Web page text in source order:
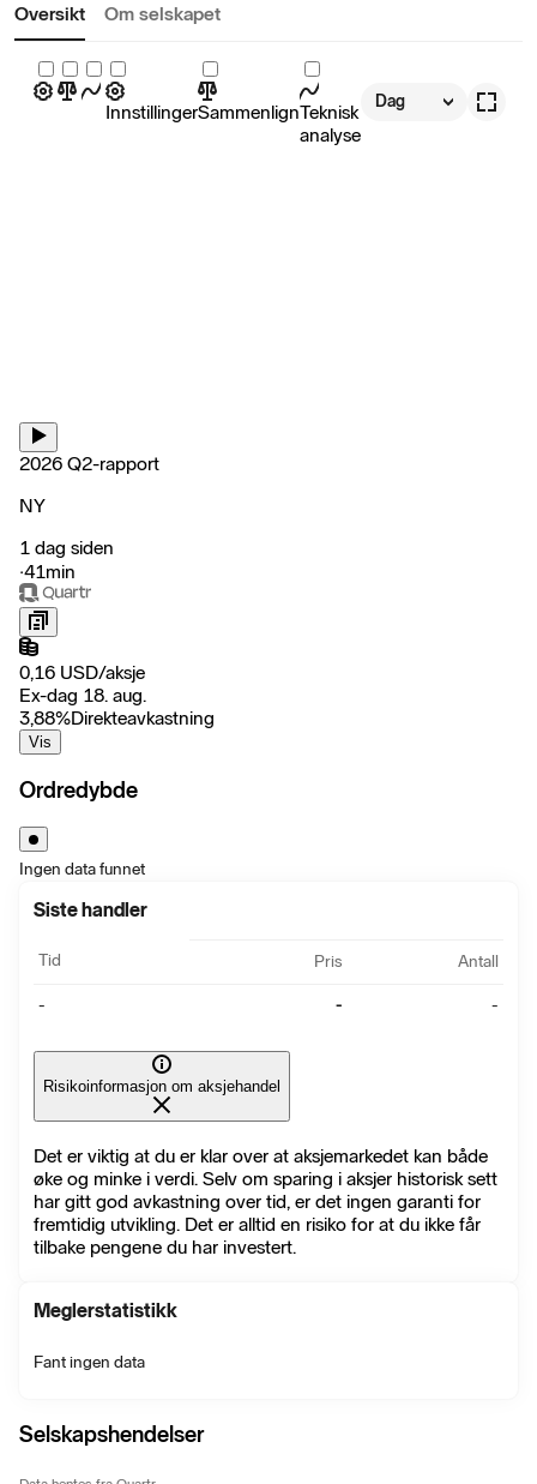
Oversikt Om selskapet
InnstillingerSammenlignTeknisk
analyse
Dag
2026 Q2-rapport
NY
1 dag siden
‧41min
0,16 USD/aksje
Ex-dag 18. aug.
3,88%Direkteavkastning
Vis
Ordredybde
Ingen data funnet
Siste handler
Tid Pris Antall
- - -
Risikoinformasjon om aksjehandel
Det er viktig at du er klar over at aksjemarkedet kan både
øke og minke i verdi. Selv om sparing i aksjer historisk sett
har gitt god avkastning over tid, er det ingen garanti for
fremtidig utvikling. Det er alltid en risiko for at du ikke får
tilbake pengene du har investert.
Meglerstatistikk
Fant ingen data
Selskapshendelser